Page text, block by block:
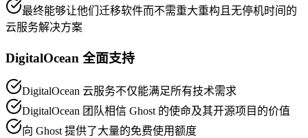
最终能够让他们迁移软件而不需重大重构且无停机时间的
云服务解决方案
DigitalOcean 全面支持
DigitalOcean 云服务不仅能满足所有技术需求
DigitalOcean 团队相信 Ghost 的使命及其开源项目的价值
向 Ghost 提供了大量的免费使用额度